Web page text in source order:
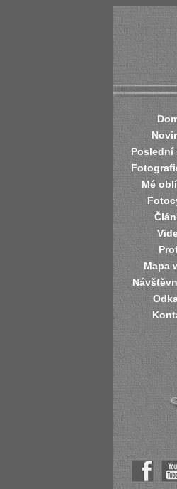
Poslední
Mé
Mapa